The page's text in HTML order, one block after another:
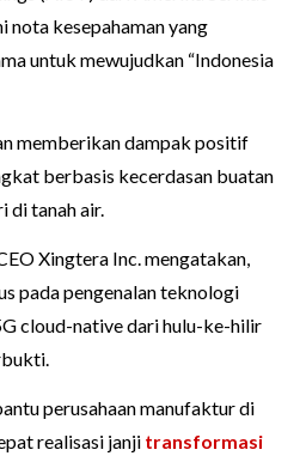
nota kesepahaman yang
untuk mewujudkan “Indonesia
memberikan dampak positif
berbasis kecerdasan buatan
di tanah air.
Xingtera Inc. mengatakan,
pada pengenalan teknologi
cloud-native dari hulu-ke-hilir
perusahaan manufaktur di
realisasi janji transformasi